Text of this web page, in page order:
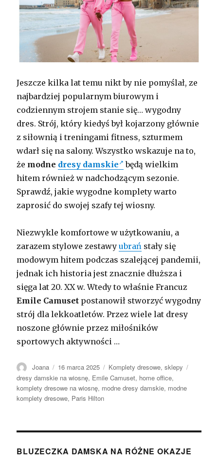
Jeszcze kilka lat temu nikt by nie pomyślał, ze
najbardziej popularnym biurowym i
codziennym strojem stanie się… wygodny
dres. Strój, który kiedyś był kojarzony głównie
z siłownią i treningami fitness, szturmem
wdarł się na salony. Wszystko wskazuje na to,
że modne dresy damskie
będą wielkim
hitem również w nadchodzącym sezonie.
Sprawdź, jakie wygodne komplety warto
zaprosić do swojej szafy tej wiosny.
Niezwykle komfortowe w użytkowaniu, a
zarazem stylowe zestawyubrań stały się
modowym hitem podczas szalejącej pandemii,
jednak ich historia jest znacznie dłuższa i
sięga lat 20. XX w. Wtedy to właśnie Francuz
Emile Camuset postanowił stworzyć wygodny
strój dla lekkoatletów. Przez wiele lat dresy
noszone głównie przez miłośników
sportowych aktywności …
Autor
Joana Opublikowano
16 marca 2025 Kategorie
Komplety dresowe,sklepy
dresy damskie na wiosnę, Emile Camuset, home office,
komplety dresowe na wiosnę, modne dresy damskie, modne
komplety dresowe, Paris Hilton
BLUZECZKA DAMSKA NA RÓŻNE OKAZJE